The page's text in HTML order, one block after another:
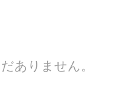
ありません。